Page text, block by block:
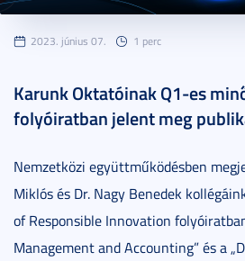
2023. június 07. 1 perc
Karunk Oktatóinak Q1-es
folyóiratban jelent meg
Nemzetközi együttműködésben
Miklós és Dr. Nagy Benedek
of Responsible Innovation
Management and Accounting” és a